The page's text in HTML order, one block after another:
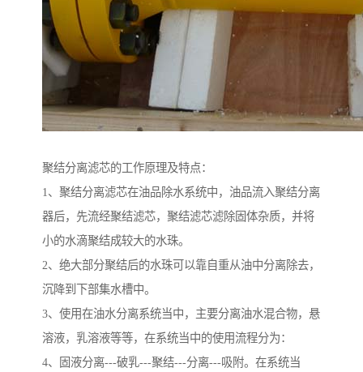
聚结分离滤芯的工作原理及特点：
1、聚结分离滤芯在油品除水系统中，油品流入聚结分离
器后，先流经聚结滤芯，聚结滤芯滤除固体杂质，并将
小的水滴聚结成较大的水珠。
2、绝大部分聚结后的水珠可以靠自重从油中分离除去，
沉降到下部集水槽中。
3、使用在油水分离系统当中，主要分离油水混合物，悬
溶液，乳溶液等等，在系统当中的使用流程分为：
4、固液分离---破乳---聚结---分离---吸附。在系统当